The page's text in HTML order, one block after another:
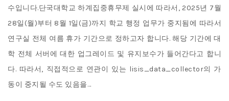
수입니다.단국대학교 하계집중휴무제 실시에 따라서, 2025년 7월
28일(월)부터 8월 1일(금)까지 학교 행정 업무가 중지됨에 따라서
연구실 전체 여름 휴가 기간으로 정하고자 합니다. 해당 기간에 대
학 전체 서버에 대한 업그레이드 및 유지보수가 들어간다고 합니
다. 따라서, 직접적으로 연관이 있는 lisis_data_collector의 가
동이 중지될 수도 있음을…